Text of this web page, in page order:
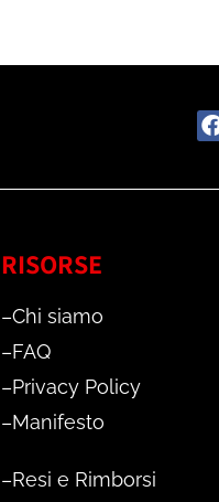
RISORSE
–Chi siamo
–FAQ
–Privacy Policy
–Manifesto
–Resi e Rimborsi